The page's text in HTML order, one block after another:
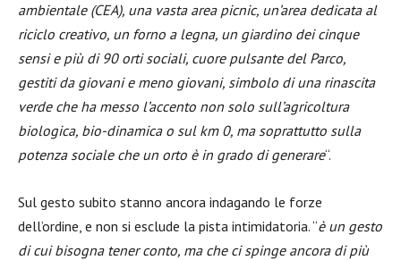
ambientale (CEA), una vasta area picnic, un’area dedicata al
riciclo creativo, un forno a legna, un giardino dei cinque
sensi e più di 90 orti sociali, cuore pulsante del Parco,
gestiti da giovani e meno giovani, simbolo di una rinascita
verde che ha messo l’accento non solo sull’agricoltura
biologica, bio-dinamica o sul km 0, ma soprattutto sulla
potenza sociale che un orto è in grado di generare“.
Sul gesto subito stanno ancora indagando le forze
dell’ordine, e non si esclude la pista intimidatoria. “è un gesto
di cui bisogna tener conto, ma che ci spinge ancora di più